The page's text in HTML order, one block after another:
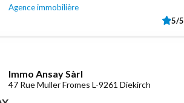
Agence immobilière
5/5
Immo Ansay Sàrl
47 Rue Muller Fromes L-9261 Diekirch